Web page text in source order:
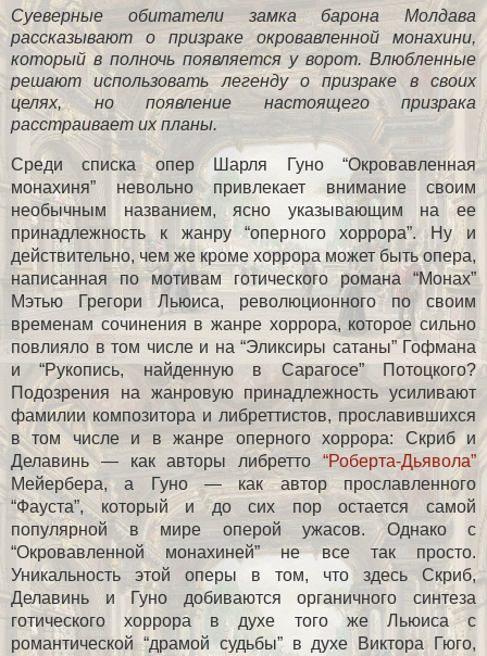
Суеверные обитатели замка барона Молдава
рассказывают о призраке окровавленной монахини,
который в полночь появляется у ворот. Влюбленные
решают использовать легенду о призраке в своих
целях, но появление настоящего призрака
расстраивает их планы.
Среди списка опер Шарля Гуно “Окровавленная
монахиня” невольно привлекает внимание своим
необычным названием, ясно указывающим на ее
принадлежность к жанру “оперного хоррора”. Ну и
действительно, чем же кроме хоррора может быть опера,
написанная по мотивам готического романа “Монах”
Мэтью Грегори Льюиса, революционного по своим
временам сочинения в жанре хоррора, которое сильно
повлияло в том числе и на “Эликсиры сатаны” Гофмана
и “Рукопись, найденную в Сарагосе” Потоцкого?
Подозрения на жанровую принадлежность усиливают
фамилии композитора и либреттистов, прославившихся
в том числе и в жанре оперного хоррора: Скриб и
Делавинь — как авторы либретто “Роберта-Дьявола”
Мейербера, а Гуно — как автор прославленного
“Фауста”, который и до сих пор остается самой
популярной в мире оперой ужасов. Однако с
“Окровавленной монахиней” не все так просто.
Уникальность этой оперы в том, что здесь Скриб,
Делавинь и Гуно добиваются органичного синтеза
готического хоррора в духе того же Льюиса с
романтической “драмой судьбы” в духе Виктора Гюго,